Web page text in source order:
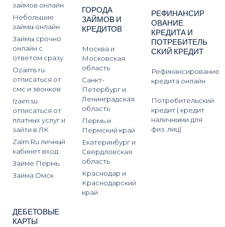
займов онлайн
Небольшие
займы онлайн
Займы срочно
онлайн с
ответом сразу
Ozaims ru
отписаться от
смс и звонков
Izaim su
отписаться от
платных услуг и
зайти в ЛК
Zaim Ru личный
кабинет вход
Займе Пермь
Займа Омск
ГОРОДА
ЗАЙМОВ И
КРЕДИТОВ
Москва и
Московская
область
Санкт-
Петербург и
Ленинградская
область
Пермь и
Пермский край
Екатеринбург и
Свердловская
область
Краснодар и
Краснодарский
край
РЕФИНАНСИР
ОВАНИЕ
КРЕДИТА И
ПОТРЕБИТЕЛЬ
СКИЙ КРЕДИТ
Рефинансирование
кредита онлайн
Потребительский
кредит ( кредит
наличными для
физ. лиц)
ДЕБЕТОВЫЕ
КАРТЫ